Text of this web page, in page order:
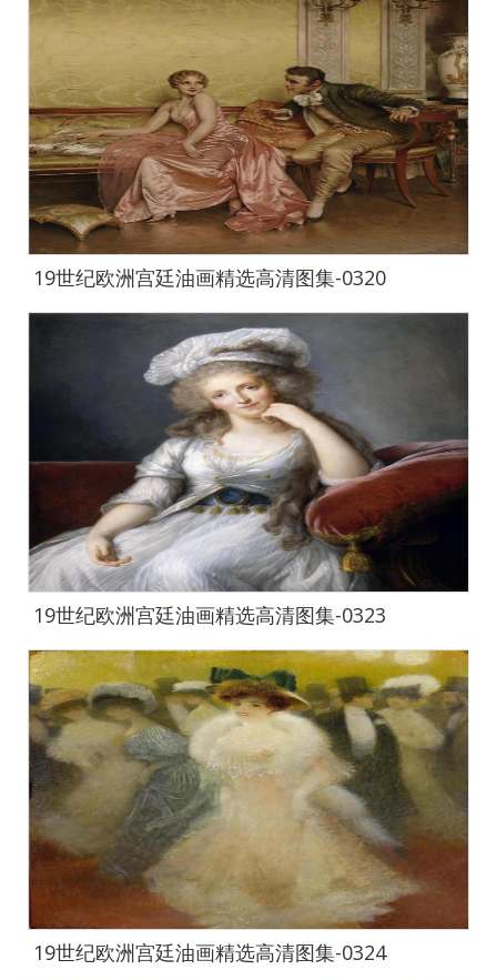
19世纪欧洲宫廷油画精选高清图集-0320
19世纪欧洲宫廷油画精选高清图集-0323
19世纪欧洲宫廷油画精选高清图集-0324